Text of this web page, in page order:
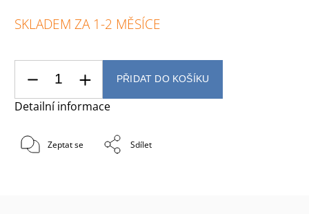
SKLADEM ZA 1-2 MĚSÍCE
PŘIDAT DO KOŠÍKU
Detailní informace
Zeptat se Sdílet